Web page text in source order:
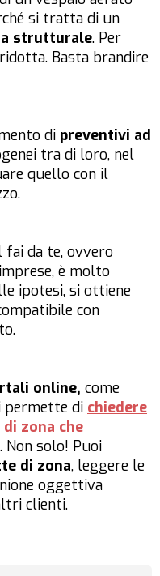
si tratta di un
strutturale. Per
Basta brandire
di preventivi ad
tra di loro, nel
quello con il
da te, ovvero
è molto
ipotesi, si ottiene
con
online, come
permette di chiedere
zona che
. Non solo! Puoi
di zona, leggere le
oggettiva
clienti.